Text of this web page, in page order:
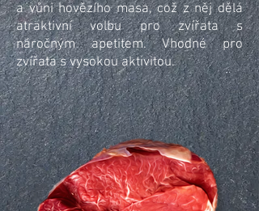
a vůni hovězího masa, což z něj dělá
atraktivní volbu pro zvířata s
náročným apetitem. Vhodné pro
zvířata s vysokou aktivitou.